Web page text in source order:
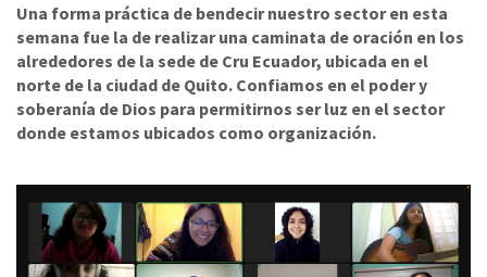
Una forma práctica de bendecir nuestro sector en esta
semana fue la de realizar una caminata de oración en los
alrededores de la sede de Cru Ecuador, ubicada en el
norte de la ciudad de Quito. Confiamos en el poder y
soberanía de Dios para permitirnos ser luz en el sector
donde estamos ubicados como organización.